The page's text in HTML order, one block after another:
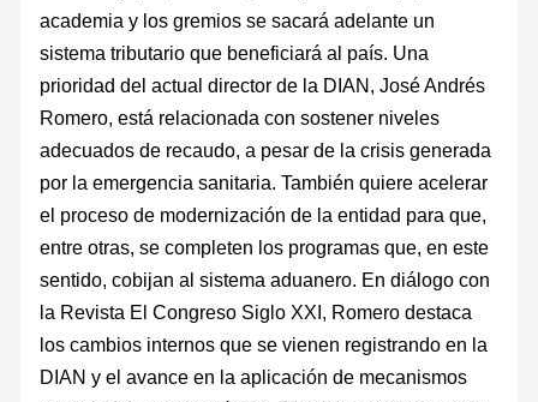
academia y los gremios se sacará adelante un
sistema tributario que beneficiará al país. Una
prioridad del actual director de la DIAN, José Andrés
Romero, está relacionada con sostener ni­veles
adecuados de recaudo, a pesar de la crisis generada
por la emergencia sanitaria. También quiere acelerar
el proceso de mo­dernización de la entidad para que,
entre otras, se completen los programas que, en este
sentido, cobijan al sistema aduanero. En diálogo con
la Revista El Congreso Siglo XXI, Romero destaca
los cambios internos que se vienen registrando en la
DIAN y el avance en la aplicación de meca­nismos